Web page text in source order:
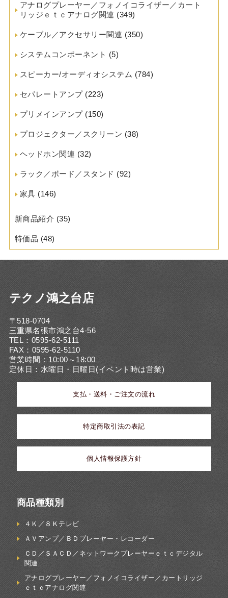
アナログプレーヤー／フォノイコライザー／カート
リッジｅｔｃアナログ関連 (349)
ケーブル／アクセサリー関連 (350)
システムコンポーネント (5)
スピーカー/オーディオシステム (784)
セパレートアンプ(223)
プリメインアンプ(150)
プロジェクター／スクリーン (38)
ヘッドホン関連 (32)
ラック／ボード／スタンド (92)
家具 (146)
新商品紹介 (35)
特価品 (48)
テクノ鴻之台店
〒518-0704
三重県名張市鴻之台4-56
TEL：0595-62-5111
FAX：0595-62-5110
営業時間：10:00～18:00
定休日：水曜日・日曜日(イベント時は営業)
支払・送料・ご注文の流れ
特定商取引法の表記
個人情報保護方針
商品種類別
４Ｋ／８Ｋテレビ
ＡＶアンプ／ＢＤプレーヤー・レコーダー
ＣＤ／ＳＡＣＤ／ネットワークプレーヤーｅｔｃデジタル
関連
アナログプレーヤー／フォノイコライザー／カートリッジ
ｅｔｃアナログ関連